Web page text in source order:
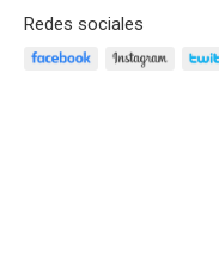
Redes sociales